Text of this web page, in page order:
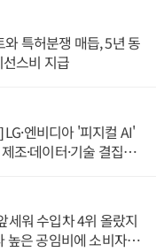
특허분쟁 매듭, 5년 동
스비 지급
엔비디아 '피지컬 AI'
조·데이터·기술 결집
세워 수입차 4위 올랐지
높은 공임비에 소비자